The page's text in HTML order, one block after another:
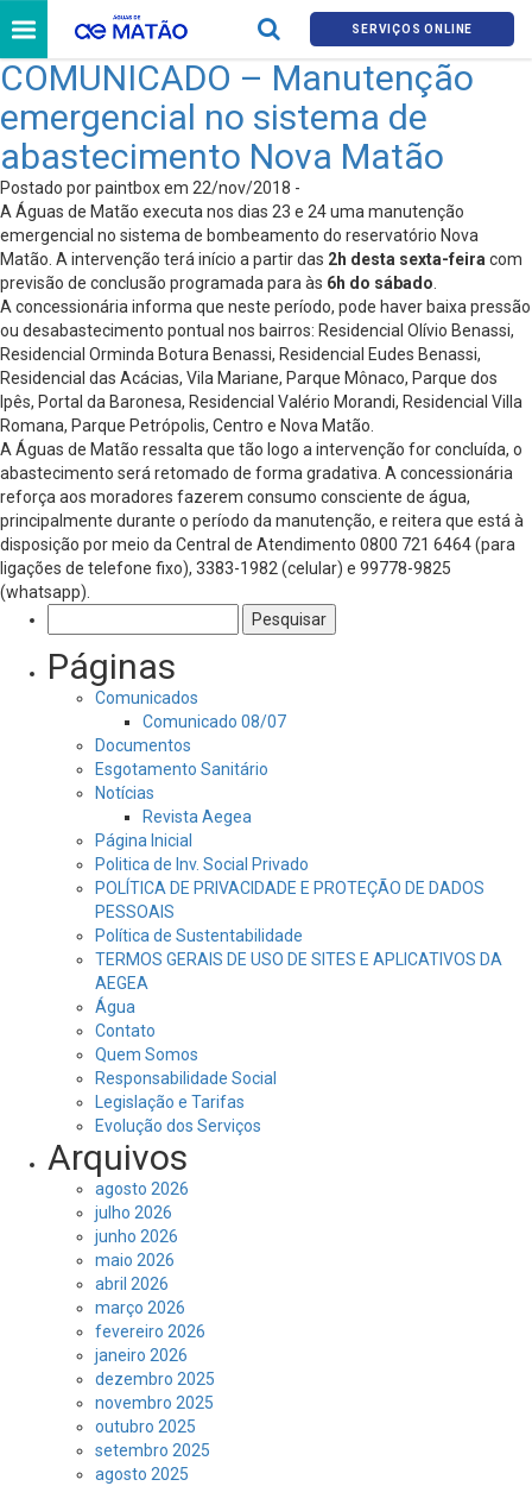
SERVIÇOS ONLINE
COMUNICADO – Manutenção
emergencial no sistema de
abastecimento Nova Matão
Postado por paintbox em 22/nov/2018 -
A Águas de Matão executa nos dias 23 e 24 uma manutenção
emergencial no sistema de bombeamento do reservatório Nova
Matão. A intervenção terá início a partir das 2h desta sexta-feira com
previsão de conclusão programada para às 6h do sábado
A concessionária informa que neste período, pode haver baixa pressão
ou desabastecimento pontual nos bairros: Residencial Olívio Benassi,
Residencial Orminda Botura Benassi, Residencial Eudes Benassi,
Residencial das Acácias, Vila Mariane, Parque Mônaco, Parque dos
Ipês, Portal da Baronesa, Residencial Valério Morandi, Residencial Villa
Romana, Parque Petrópolis, Centro e Nova Matão.
A Águas de Matão ressalta que tão logo a intervenção for concluída, o
abastecimento será retomado de forma gradativa. A concessionária
reforça aos moradores fazerem consumo consciente de água,
principalmente durante o período da manutenção, e reitera que está à
disposição por meio da Central de Atendimento 0800 721 6464 (para
ligações de telefone fixo), 3383-1982 (celular) e 99778-9825
(whatsapp).
por:
Páginas
Comunicados
Comunicado 08/07
Documentos
Esgotamento Sanitário
Notícias
Revista Aegea
Página Inicial
Politica de Inv. Social Privado
POLÍTICA DE PRIVACIDADE E PROTEÇÃO DE DADOS
PESSOAIS
Política de Sustentabilidade
TERMOS GERAIS DE USO DE SITES E APLICATIVOS DA
AEGEA
Água
Contato
Quem Somos
Responsabilidade Social
Legislação e Tarifas
Evolução dos Serviços
Arquivos
agosto 2026
julho 2026
junho 2026
maio 2026
abril 2026
março 2026
fevereiro 2026
janeiro 2026
dezembro 2025
novembro 2025
outubro 2025
setembro 2025
agosto 2025